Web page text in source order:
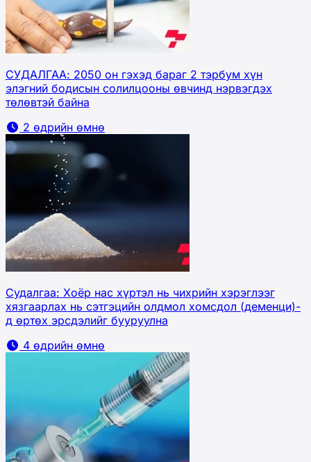
СУДАЛГАА: 2050 он гэхэд бараг 2 тэрбум хүн
элэгний бодисын солилцооны өвчинд нэрвэгдэх
төлөвтэй байна
2 өдрийн өмнө
Судалгаа: Хоёр нас хүртэл нь чихрийн хэрэглээг
хязгаарлах нь сэтгэцийн олдмол хомсдол (деменци)-
д өртөх эрсдэлийг бууруулна
4 өдрийн өмнө